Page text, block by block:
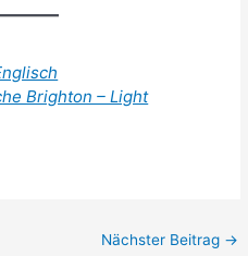
Brighton – Light
Nächster Beitrag →